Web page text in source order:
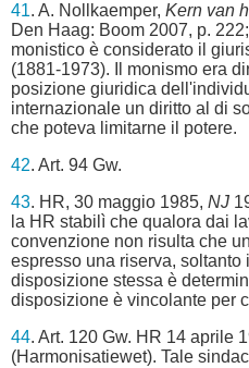
41. A. Nollkaemper, Kern van
Den Haag: Boom 2007, p.
monistico è considerato il
(1881-1973). Il monismo era
posizione giuridica
internazionale un diritto al di
che poteva limitarne il potere.
42. Art. 94 Gw.
43. HR, 30 maggio 1985, NJ
la HR stabilì che qualora dai
convenzione non risulta che
espresso una riserva, soltanto
disposizione stessa è
disposizione è vincolante per
44. Art. 120 Gw. HR 14 aprile
(Harmonisatiewet). Tale